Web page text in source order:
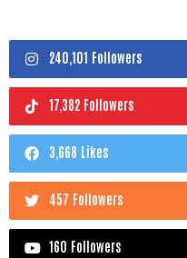
240,101 Followers
17,382 Followers
3,668 Likes
457 Followers
160 Followers